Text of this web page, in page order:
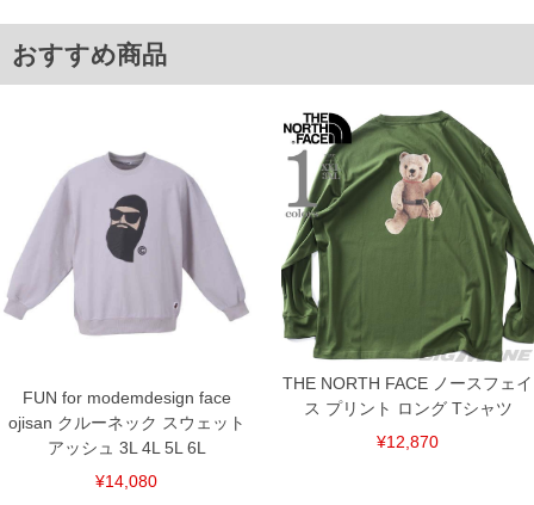
返品交換希望の方は、商品到着後1週間以内にご連絡ください。
備考欄に股下●cmとご記入下さい。（裾上げ無料対象商品は1本につき税込6,000円以
上の品が対象。1本5,999円以下の商品は有料（500円+税）となります。）
出荷まで約1週間～20日間程お時間を頂く場合がございます。
尚、裾上げした商品は返品・交換不可となりますので、予めご了承下さい。
一部、お直しに対応出来ない商品がございます。(例：裾にファスナーや調節ひもが付
いている、極端なデザインが施されている等)
※商品によって若干のサイズの誤差がございます。また、お客様がご使用の環境（コ
ンピュータ画面）によって、商品の色味が若干異なる場合がございます。予めご了承
※当店での掲載商品は、実店鋪と在庫を共用しておりますので店頭での売り違い、店
舗からのお取り寄せ等により、お客様にご迷惑をお掛けしてしまう場合がございま
す。そのようなことがない様最大限に努めておりますが、もしあった場合速やかにご
連絡させて頂きますので予めご了承ください。
ITEM INTRODUCTION
おすすめ商品
FUN for modemdesign face
ojisan クルーネック スウェット
アッシュ 3L 4L 5L 6L
¥14,080
THE NORTH FACE ノースフェイ
ス プリント ロング Tシャツ
¥12,870